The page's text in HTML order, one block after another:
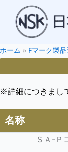
ホーム » Fマーク製
※詳細につきまし
名称
ＳＡ-Ｐ